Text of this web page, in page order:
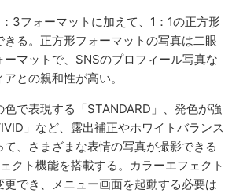
3フォーマットに加えて、1：1の正方形
る。正方形フォーマットの写真は二眼
ーマットで、SNSのプロフィール写真な
との親和性が高い。
で表現する「STANDARD」、発色が強
」など、露出補正やホワイトバランス
て、さまざまな表情の写真が撮影できる
クト機能を搭載する。カラーエフェクト
でき、メニュー画面を起動する必要は